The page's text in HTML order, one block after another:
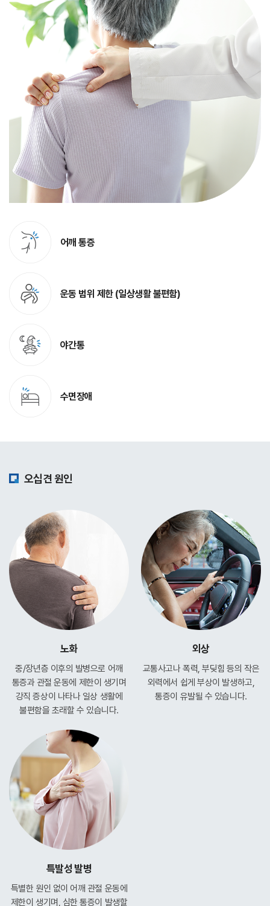
어깨 통증
운동 범위 제한 (일상생활 불편함)
야간통
수면장애
오십견 원인
노화
중/장년층 이후의 발병으로 어깨
통증과관절 운동에 제한이 생기며
강직 증상이 나타나 일상 생활에
불편함을 초래할 수 있습니다.
외상
교통사고나 폭력, 부딪힘 등의 작은
외력에서 쉽게 부상이 발생하고,
통증이 유발될 수 있습니다.
특발성 발병
특별한 원인 없이 어깨 관절 운동에
제한이 생기며, 심한 통증이 발생할